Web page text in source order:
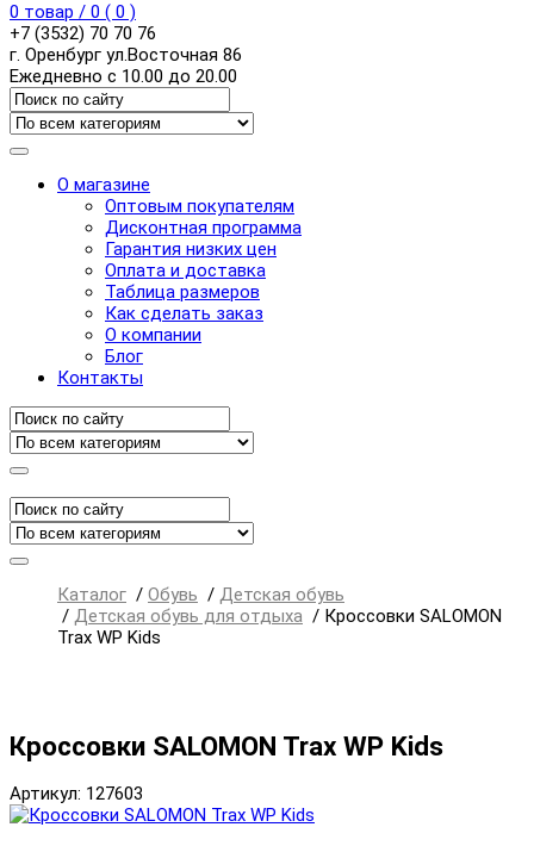
0 товар / 0 ( 0 )
+7 (3532) 70 70 76
г. Оренбург ул.Восточная 86
Ежедневно с 10.00 до 20.00
О магазине
Оптовым покупателям
Дисконтная программа
Гарантия низких цен
Оплата и доставка
Таблица размеров
Как сделать заказ
О компании
Блог
Контакты
Каталог / Обувь / Детская обувь
/ Детская обувь для отдыха / Кроссовки SALOMON
Trax WP Kids
Кроссовки SALOMON Trax WP Kids
Артикул: 127603